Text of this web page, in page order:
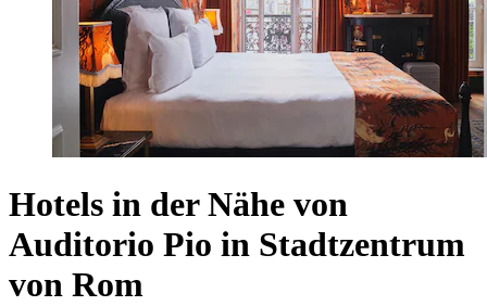
Hotels in der Nähe von
Auditorio Pio in Stadtzentrum
von Rom